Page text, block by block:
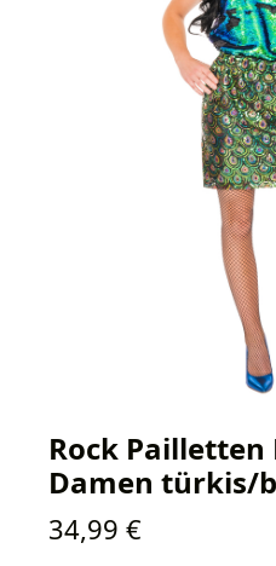
Rock
Damen türkis/
Regulärer Preis:
34,99 €